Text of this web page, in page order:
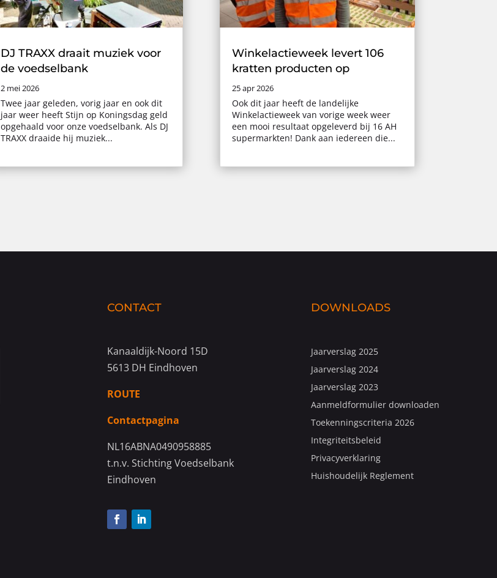
DJ TRAXX draait muziek voor
de voedselbank
2 mei 2026
Twee jaar geleden, vorig jaar en ook dit
jaar weer heeft Stijn op Koningsdag geld
opgehaald voor onze voedselbank. Als DJ
TRAXX draaide hij muziek...
Winkelactieweek levert 106
kratten producten op
25 apr 2026
Ook dit jaar heeft de landelijke
Winkelactieweek van vorige week weer
een mooi resultaat opgeleverd bij 16 AH
supermarkten! Dank aan iedereen die...
CONTACT
Kanaaldijk-Noord 15D
5613 DH Eindhoven
ROUTE
Contactpagina
NL16ABNA0490958885
t.n.v. Stichting Voedselbank
Eindhoven
DOWNLOADS
Jaarverslag 2025
Jaarverslag 2024
Jaarverslag 2023
Aanmeldformulier downloaden
Toekenningscriteria 2026
Integriteitsbeleid
Privacyverklaring
Huishoudelijk Reglement